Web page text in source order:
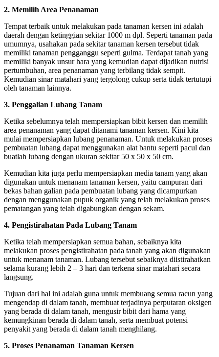
2. Memilih Area Penanaman
Tempat terbaik untuk melakukan pada tanaman kersen ini adalah
daerah dengan ketinggian sekitar 1000 m dpl. Seperti tanaman pada
umumnya, usahakan pada sekitar tanaman kersen tersebut tidak
memiliki tanaman pengganggu seperti gulma. Terdapat tanah yang
memiliki banyak unsur hara yang kemudian dapat dijadikan nutrisi
pertumbuhan, area penanaman yang terbilang tidak sempit.
Kemudian sinar matahari yang tergolong cukup serta tidak tertutupi
oleh tanaman lainnya.
3. Penggalian Lubang Tanam
Ketika sebelumnya telah mempersiapkan bibit kersen dan memilih
area penanaman yang dapat ditanami tanaman kersen. Kini kita
mulai mempersiapkan lubang penanaman. Untuk melakukan proses
pembuatan lubang dapat menggunakan alat bantu seperti pacul dan
buatlah lubang dengan ukuran sekitar 50 x 50 x 50 cm.
Kemudian kita juga perlu mempersiapkan media tanam yang akan
digunakan untuk menanam tanaman kersen, yaitu campuran dari
bekas bahan galian pada pembuatan lubang yang dicampurkan
dengan menggunakan pupuk organik yang telah melakukan proses
pematangan yang telah digabungkan dengan sekam.
4. Pengistirahatan Pada Lubang Tanam
Ketika telah mempersiapkan semua bahan, sebaiknya kita
melakukan proses pengistirahatan pada tanah yang akan digunakan
untuk menanam tanaman. Lubang tersebut sebaiknya diistirahatkan
selama kurang lebih 2 – 3 hari dan terkena sinar matahari secara
langsung.
Tujuan dari hal ini adalah guna untuk membuang semua racun yang
mengendap di dalam tanah, membuat terjadinya perputaran oksigen
yang berada di dalam tanah, mengusir bibit dari hama yang
kemungkinan berada di dalam tanah, serta membuat potensi
penyakit yang berada di dalam tanah menghilang.
5. Proses Penanaman Tanaman Kersen